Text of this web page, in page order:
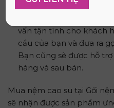
vấn tận tình cho khách
cầu của bạn và đưa ra
Bạn cũng sẽ được hỗ
hàng và sau bán.
Mua nệm cao su tại Gối
sẽ nhận được sản phẩm